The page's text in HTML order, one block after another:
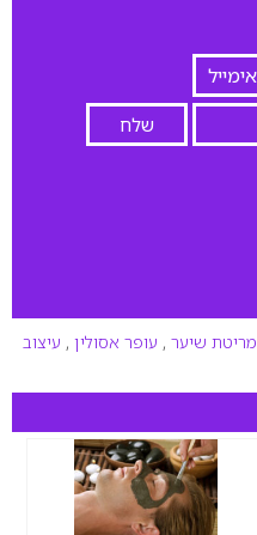
מריטת שיער , עופר אסולין , עיצוב